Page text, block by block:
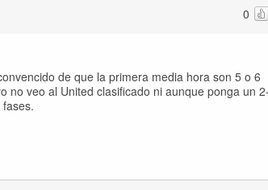
0
de que la primera media hora son 5 o 6
no veo al United clasificado ni aunque ponga un